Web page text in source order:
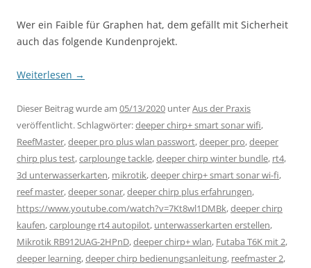
Wer ein Faible für Graphen hat, dem gefällt mit Sicherheit
auch das folgende Kundenprojekt.
Weiterlesen →
Dieser Beitrag wurde am 05/13/2020 unterAus der Praxis
veröffentlicht. Schlagwörter:deeper chirp+ smart sonar wifi,
ReefMaster,deeper pro plus wlan passwort,deeper pro,deeper
chirp plus test,carplounge tackle,deeper chirp winter bundle, rt4,
3d unterwasserkarten, mikrotik,deeper chirp+ smart sonar wi-fi,
reef master,deeper sonar,deeper chirp plus erfahrungen,
https://www.youtube.com/watch?v=7Kt8wl1DMBk,deeper chirp
kaufen,carplounge rt4 autopilot, unterwasserkarten erstellen,
Mikrotik RB912UAG-2HPnD,deeper chirp+ wlan, Futaba T6K mit 2,
deeper learning,deeper chirp bedienungsanleitung, reefmaster 2,